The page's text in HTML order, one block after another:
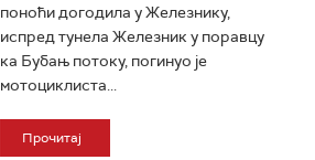
поноћи догодила у Железнику,
испред тунела Железник у поравцу
ка Бубањ потоку, погинуо је
мотоциклиста...
Прочитај